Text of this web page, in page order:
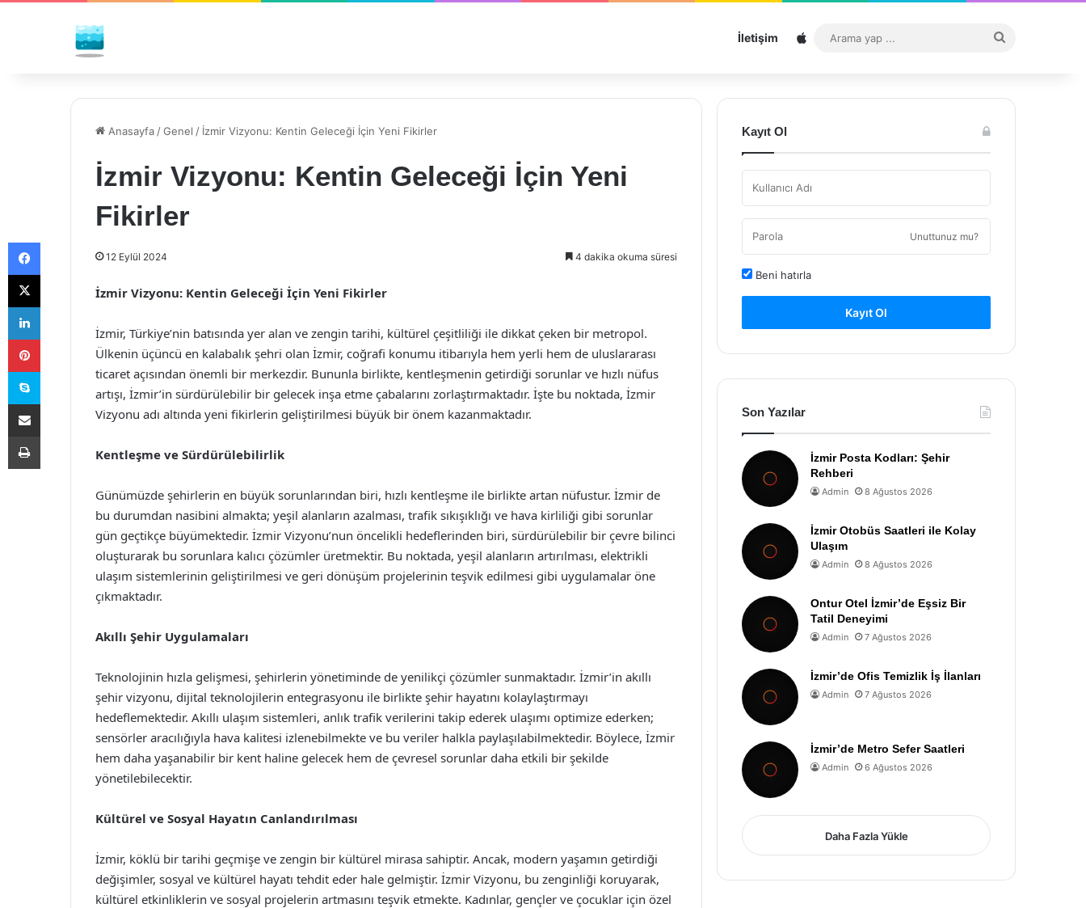
İletişim Sitemap
...
Anasayfa /Genel / İzmir Vizyonu: Kentin Geleceği İçin Yeni Fikirler
İzmir Vizyonu: Kentin Geleceği İçin Yeni
Fikirler
12 Eylül 2024 4 dakika okuma süresi
İzmir Vizyonu: Kentin Geleceği İçin Yeni Fikirler
İzmir, Türkiye’nin batısında yer alan ve zengin tarihi, kültürel çeşitliliği ile dikkat çeken bir metropol.
Ülkenin üçüncü en kalabalık şehri olan İzmir, coğrafi konumu itibarıyla hem yerli hem de uluslararası
ticaret açısından önemli bir merkezdir. Bununla birlikte, kentleşmenin getirdiği sorunlar ve hızlı nüfus
artışı, İzmir’in sürdürülebilir bir gelecek inşa etme çabalarını zorlaştırmaktadır. İşte bu noktada, İzmir
Vizyonu adı altında yeni fikirlerin geliştirilmesi büyük bir önem kazanmaktadır.
Kentleşme ve Sürdürülebilirlik
Günümüzde şehirlerin en büyük sorunlarından biri, hızlı kentleşme ile birlikte artan nüfustur. İzmir de
bu durumdan nasibini almakta; yeşil alanların azalması, trafik sıkışıklığı ve hava kirliliği gibi sorunlar
gün geçtikçe büyümektedir. İzmir Vizyonu’nun öncelikli hedeflerinden biri, sürdürülebilir bir çevre bilinci
oluşturarak bu sorunlara kalıcı çözümler üretmektir. Bu noktada, yeşil alanların artırılması, elektrikli
ulaşım sistemlerinin geliştirilmesi ve geri dönüşüm projelerinin teşvik edilmesi gibi uygulamalar öne
çıkmaktadır.
Akıllı Şehir Uygulamaları
Teknolojinin hızla gelişmesi, şehirlerin yönetiminde de yenilikçi çözümler sunmaktadır. İzmir’in akıllı
şehir vizyonu, dijital teknolojilerin entegrasyonu ile birlikte şehir hayatını kolaylaştırmayı
hedeflemektedir. Akıllı ulaşım sistemleri, anlık trafik verilerini takip ederek ulaşımı optimize ederken;
sensörler aracılığıyla hava kalitesi izlenebilmekte ve bu veriler halkla paylaşılabilmektedir. Böylece, İzmir
hem daha yaşanabilir bir kent haline gelecek hem de çevresel sorunlar daha etkili bir şekilde
yönetilebilecektir.
Kültürel ve Sosyal Hayatın Canlandırılması
İzmir, köklü bir tarihi geçmişe ve zengin bir kültürel mirasa sahiptir. Ancak, modern yaşamın getirdiği
değişimler, sosyal ve kültürel hayatı tehdit eder hale gelmiştir. İzmir Vizyonu, bu zenginliği koruyarak,
kültürel etkinliklerin ve sosyal projelerin artmasını teşvik etmekte. Kadınlar, gençler ve çocuklar için özel
Kayıt Ol
Unuttunuz mu?
Beni hatırla
Kayıt Ol
Son Yazılar
İzmir Posta Kodları: Şehir
Rehberi
Admin 8 Ağustos 2026
İzmir Otobüs Saatleri ile Kolay
Ulaşım
Admin 8 Ağustos 2026
Ontur Otel İzmir’de Eşsiz Bir
Tatil Deneyimi
Admin 7 Ağustos 2026
İzmir’de Ofis Temizlik İş İlanları
Admin 7 Ağustos 2026
İzmir’de Metro Sefer Saatleri
Admin 6 Ağustos 2026
Daha Fazla Yükle
Facebook
X
LinkedIn
Pinterest
Skype
E-Posta ile paylaş